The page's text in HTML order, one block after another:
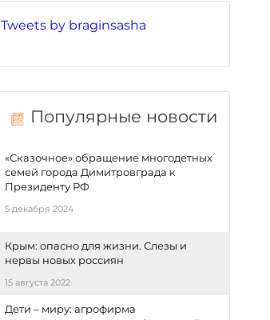
Tweets by braginsasha
Популярные новости
«Сказочное» обращение многодетных
семей города Димитровграда к
Президенту РФ
5 декабря 2024
Крым: опасно для жизни. Слезы и
нервы новых россиян
15 августа 2022
Дети – миру: агрофирма